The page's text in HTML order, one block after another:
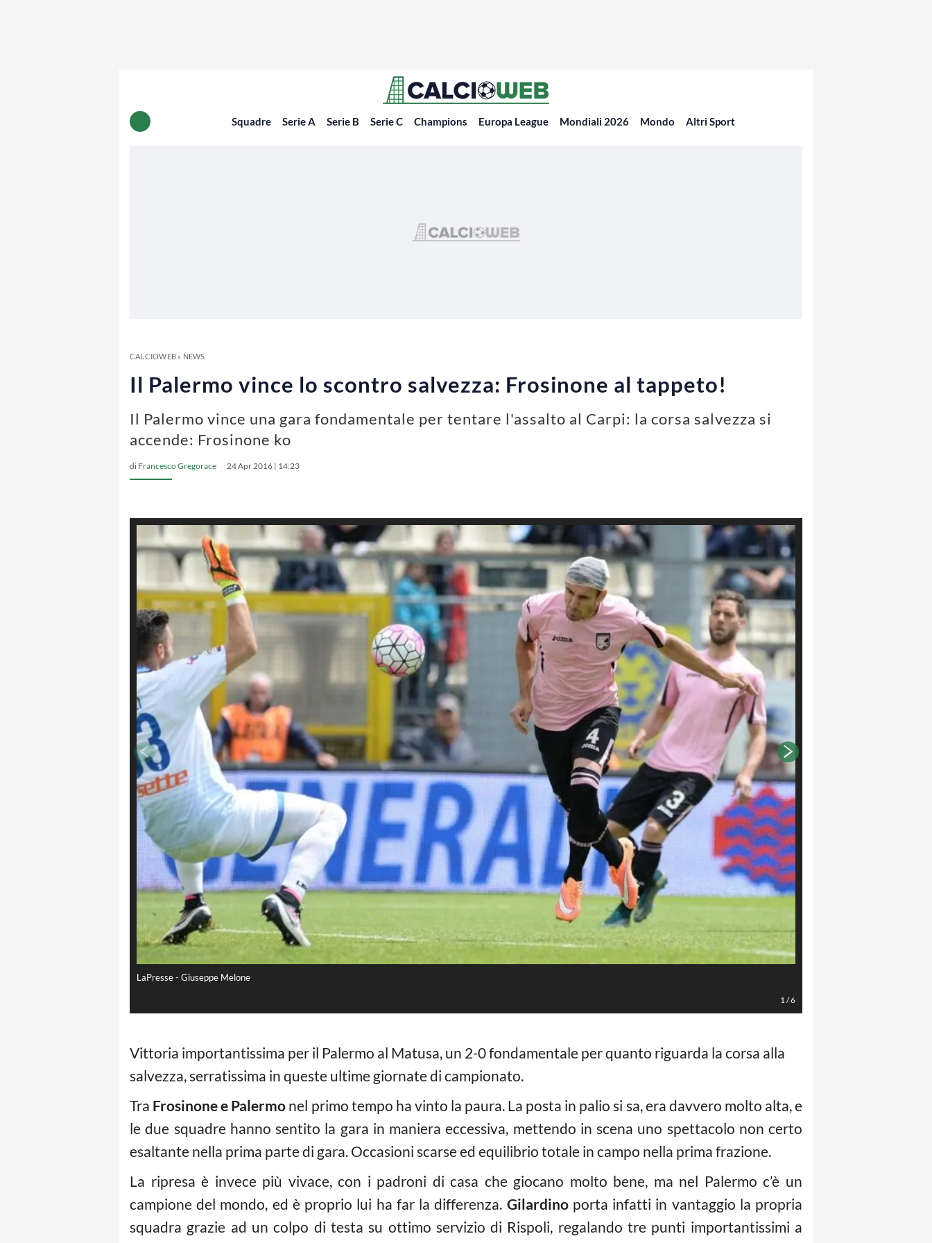
Squadre Serie A Serie B Serie C Champions Europa League Mondiali 2026 Mondo Altri Sport
CALCIOWEB» NEWS
Il Palermo vince lo scontro salvezza: Frosinone al tappeto!
Il Palermo vince una gara fondamentale per tentare l'assalto al Carpi: la corsa salvezza si
accende: Frosinone ko
di Francesco Gregorace 24 Apr 2016 | 14:23
LaPresse - Giuseppe Melone
1/6
Vittoria importantissima per il Palermo al Matusa, un 2-0 fondamentale per quanto riguarda la corsa alla
salvezza, serratissima in queste ultime giornate di campionato.
Tra Frosinone e Palermo nel primo tempo ha vinto la paura. La posta in palio si sa, era davvero molto alta, e
le due squadre hanno sentito la gara in maniera eccessiva, mettendo in scena uno spettacolo non certo
esaltante nella prima parte di gara. Occasioni scarse ed equilibrio totale in campo nella prima frazione.
La ripresa è invece più vivace, con i padroni di casa che giocano molto bene, ma nel Palermo c’è un
campione del mondo, ed è proprio lui ha far la differenza. Gilardinoporta infatti in vantaggio la propria
squadra grazie ad un colpo di testa su ottimo servizio di Rispoli, regalando tre punti importantissimi a